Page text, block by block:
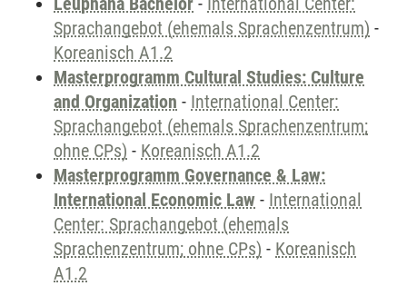
Sprachangebot (ehemals Sprachenzentrum) -
Koreanisch A1.2
Masterprogramm Cultural Studies: Culture
and Organization - International Center:
Sprachangebot (ehemals Sprachenzentrum;
ohne CPs) - Koreanisch A1.2
Masterprogramm Governance & Law:
International Economic Law - International
Center: Sprachangebot (ehemals
Sprachenzentrum; ohne CPs) - Koreanisch
A1.2